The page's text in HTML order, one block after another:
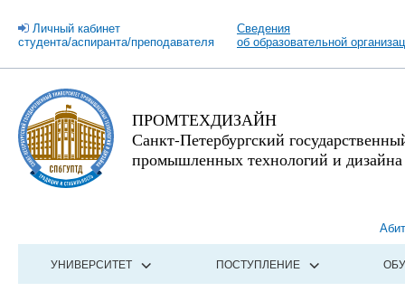
Личный кабинет
студента/аспиранта/преподавателя
Сведения
об образовательной
ПРОМТЕХДИЗАЙН
Санкт-Петербургский
промышленных технологий и дизайна
УНИВЕРСИТЕТ ПОСТУПЛЕНИЕ